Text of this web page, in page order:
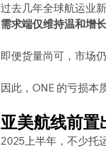
过去几年全球航运业
需求端仅维持温和增长
即便货量尚可，市场
因此，ONE 的亏损本
亚美航线前置
2025上半年，不少托